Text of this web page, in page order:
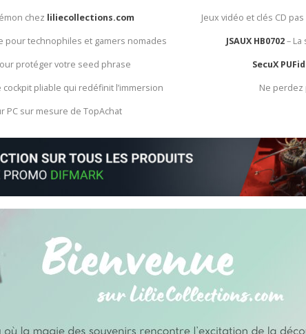
chez liliecollections.com
pour technophiles et gamers nomades
protéger votre seed phrase
cockpit pliable qui redéfinit l’immersion
PC sur mesure de TopAchat
Jeux vidéo et clés CD
JSAUX HB0702– La
SecuX
Ne perdez